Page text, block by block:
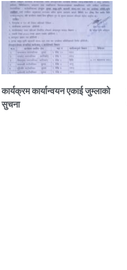
कार्यक्रम कार्यान्वयन एकाई जुम्लाको
सुचना